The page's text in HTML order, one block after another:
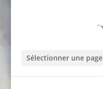
Sélectionner une page